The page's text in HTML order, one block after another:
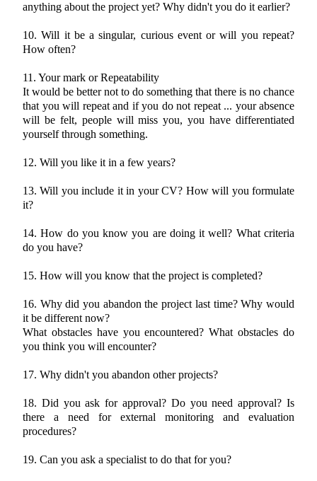
anything about the project yet? Why didn't you do it earlier?
10. Will it be a singular, curious event or will you repeat?
How often?
11. Your mark or Repeatability
It would be better not to do something that there is no chance
that you will repeat and if you do not repeat ... your absence
will be felt, people will miss you, you have differentiated
yourself through something.
12. Will you like it in a few years?
13. Will you include it in your CV? How will you formulate
it?
14. How do you know you are doing it well? What criteria
do you have?
15. How will you know that the project is completed?
16. Why did you abandon the project last time? Why would
it be different now?
What obstacles have you encountered? What obstacles do
you think you will encounter?
17. Why didn't you abandon other projects?
18. Did you ask for approval? Do you need approval? Is
there a need for external monitoring and evaluation
procedures?
19. Can you ask a specialist to do that for you?